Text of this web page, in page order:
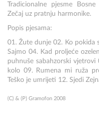
Tradicionalne pjesme
Zečaj uz pratnju harmonike.
Popis pjesama:
01. Žute dunje 02. Ko pokida
Sajmo 04. Kad proljeće
puhnuše sabahzorski
kolo 09. Rumena mi ruža
Teško je umrijeti 12. Sjedi
(C) & (P) Gramofon 2008